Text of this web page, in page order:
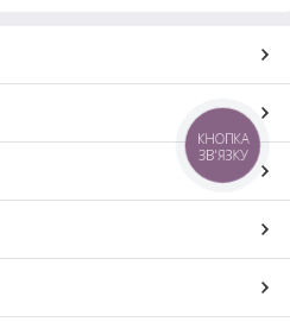
КНОПКА
ЗВ'ЯЗКУ